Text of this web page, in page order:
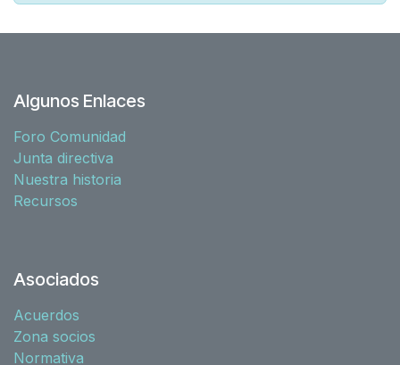
Algunos Enlaces
Foro Comunidad
Junta directiva
Nuestra historia
Recursos
Asociados
Acuerdos
Zona socios
Normativa